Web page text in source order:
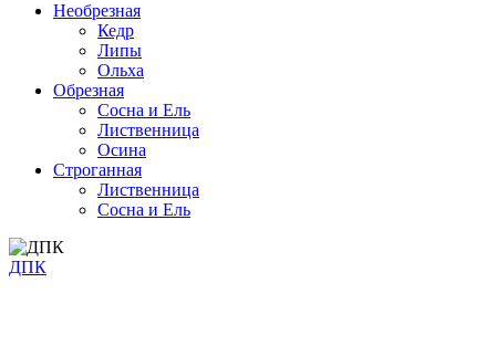
Необрезная
Кедр
Липы
Ольха
Обрезная
Cосна и Ель
Лиственница
Осина
Строганная
Лиственница
Сосна и Ель
ДПК